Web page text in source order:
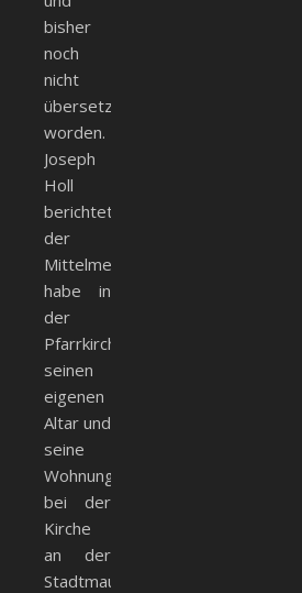
bisher
noch
nicht
übersetzt
worden.
Joseph
Holl
berichtet,
der
Mittelmeßherr
habe in
der
Pfarrkirche
seinen
eigenen
Altar und
seine
Wohnung
bei der
Kirche
an der
Stadtmauer